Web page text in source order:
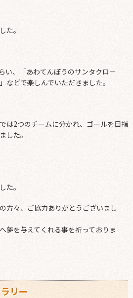
た。
い、「あわてんぼうのサンタクロー
などで楽しんでいただきました。
は2つのチームに分かれ、ゴールを目指
した。
た。
方々、ご協力ありがとうございまし
夢を与えてくれる事を祈っておりま
リー